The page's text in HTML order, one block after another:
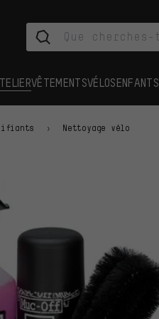
VÊTEMENTSVÉLOSENFANTS
Nettoyage vélo